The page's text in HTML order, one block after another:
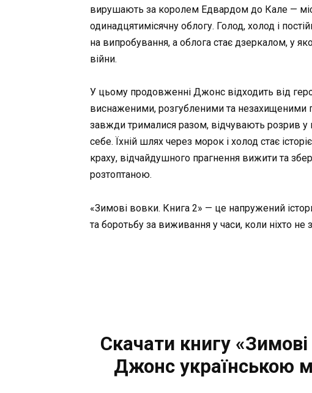
вирушають за королем Едвардом до Кале —
одинадцятимісячну облогу. Голод, холод і
на випробування, а облога стає дзеркалом, у
війни.
У цьому продовженні Джонс відходить від
виснаженими, розгубленими та незахищеними
завжди трималися разом, відчувають розрив у
себе. Їхній шлях через морок і холод стає
краху, відчайдушного прагнення вижити та
розтоптаною.
«Зимові вовки. Книга 2» — це напружений
та боротьбу за виживання у часи, коли ніхто не
Скачати книгу
Джонс українською